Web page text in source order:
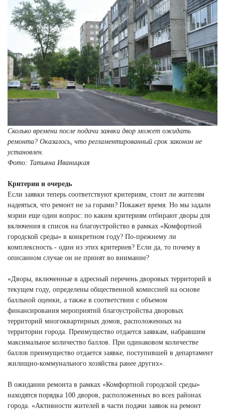
Сколько времени после подачи заявки двор может ожидать
ремонта? Оказалось, что регламентированный срок законом не
установлен.
Фото: Татьяна Иваницкая
Критерии и очередь
Если заявки теперь соответствуют критериям, стоит ли жителям
надеяться, что ремонт не за горами? Покажет время. Но мы задали
мэрии еще один вопрос: по каким критериям отбирают дворы для
включения в список на благоустройство в рамках «Комфортной
городской среды» в конкретном году? По-прежнему ли
комплексность - один из этих критериев? Если да, то почему в
описанном случае он не принят во внимание?
«Дворы, включенные в адресный перечень дворовых территорий в
текущем году, определены общественной комиссией на основе
балльной оценки, а также в соответствии с объемом
финансирования мероприятий благоустройства дворовых
территорий многоквартирных домов, расположенных на
территории города. Преимущество отдается заявкам, набравшим
максимальное количество баллов. При одинаковом количестве
баллов преимущество отдается заявке, поступившей в департамент
жилищно-коммунального хозяйства ранее других».
В ожидании ремонта в рамках «Комфортной городской среды»
находятся порядка 100 дворов, расположенных во всех районах
города. «Активности жителей в части подачи заявок на ремонт